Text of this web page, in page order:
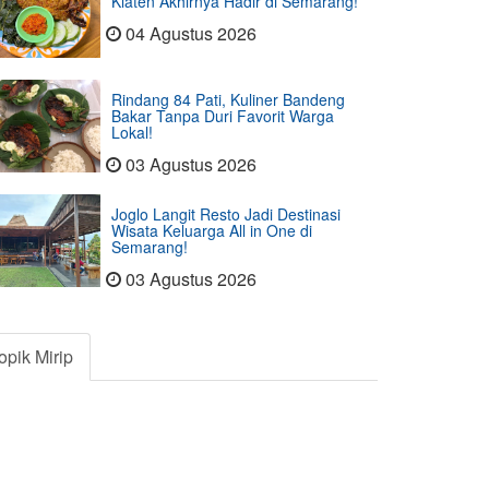
04 Agustus 2026
Rindang 84 Pati, Kuliner Bandeng
Bakar Tanpa Duri Favorit Warga
Lokal!
03 Agustus 2026
Joglo Langit Resto Jadi Destinasi
Wisata Keluarga All in One di
Semarang!
03 Agustus 2026
Mirip